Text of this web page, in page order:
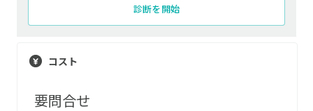
診断を開始
コスト
要問合せ